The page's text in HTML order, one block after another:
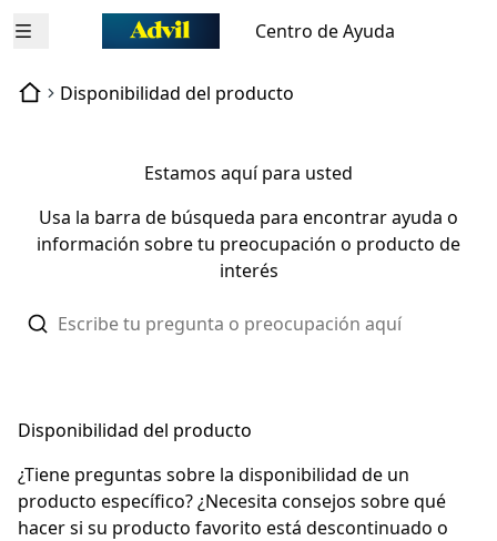
Abrir menú Centro de Ayuda
Disponibilidad del producto
Estamos aquí para usted
Usa la barra de búsqueda para encontrar ayuda o
información sobre tu preocupación o producto de
interés
Disponibilidad del producto
¿Tiene preguntas sobre la disponibilidad de un
producto específico? ¿Necesita consejos sobre qué
hacer si su producto favorito está descontinuado o